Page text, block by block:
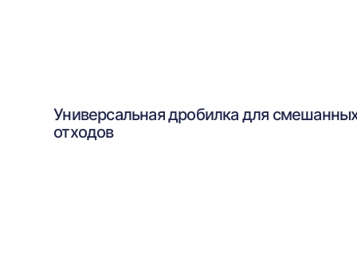
Универсальная дробилка для
отходов